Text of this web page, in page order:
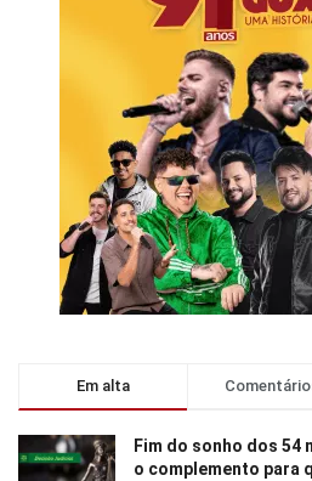
Em alta
Fim do sonho dos 54
o complemento para